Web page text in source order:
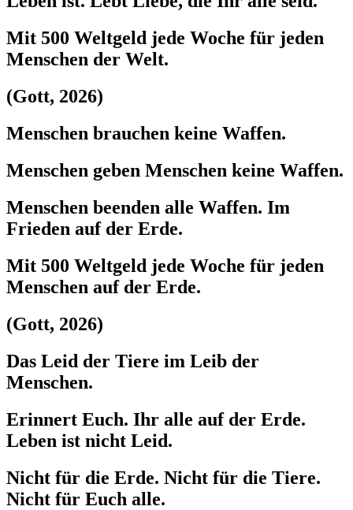
Mit 500 Weltgeld jede Woche für jeden
Menschen der Welt.
(Gott, 2026)
Menschen brauchen keine Waffen.
Menschen geben Menschen keine Waffen.
Menschen beenden alle Waffen. Im
Frieden auf der Erde.
Mit 500 Weltgeld jede Woche für jeden
Menschen auf der Erde.
(Gott, 2026)
Das Leid der Tiere im Leib der
Menschen.
Erinnert Euch. Ihr alle auf der Erde.
Leben ist nicht Leid.
Nicht für die Erde. Nicht für die Tiere.
Nicht für Euch alle.